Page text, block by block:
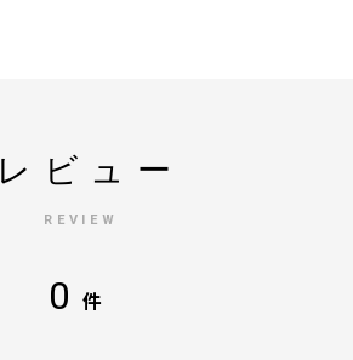
レビュー
REVIEW
0 件